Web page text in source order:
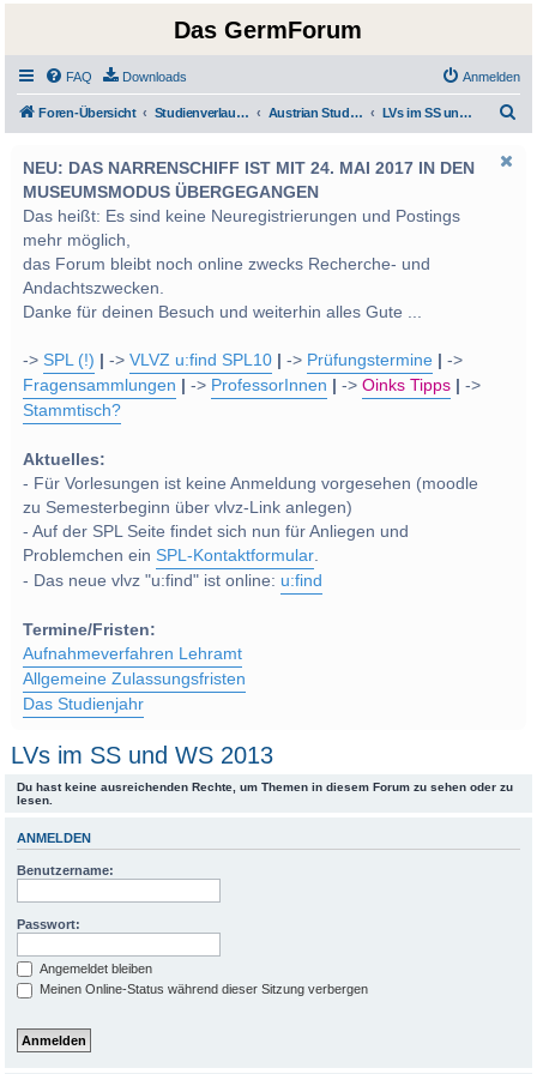
Das GermForum
FAQ Downloads Anmelden
Foren-Übersicht Studienverlauf Bachelor-/Masterstudien sowie UF Deutsch Austrian Studies LVs im SS und WS 2013
NEU: DAS NARRENSCHIFF IST MIT 24. MAI 2017 IN DEN
MUSEUMSMODUS ÜBERGEGANGEN
Das heißt: Es sind keine Neuregistrierungen und Postings
mehr möglich,
das Forum bleibt noch online zwecks Recherche- und
Andachtszwecken.
Danke für deinen Besuch und weiterhin alles Gute ...
->SPL (!) ->VLVZ u:find SPL10 -> Prüfungstermine
->
Fragensammlungen
-> ProfessorInnen ->Oinks Tipps
->
Stammtisch?
Aktuelles:
- Für Vorlesungen ist keine Anmeldung vorgesehen (moodle
zu Semesterbeginn über vlvz-Link anlegen)
- Auf der SPL Seite findet sich nun für Anliegen und
Problemchen einSPL-Kontaktformular.
- Das neue vlvz "u:find" ist online: u:find
Termine/Fristen:
Aufnahmeverfahren Lehramt
Allgemeine Zulassungsfristen
Das Studienjahr
LVs im SS und WS 2013
Du hast keine ausreichenden Rechte, um Themen in diesem Forum zu sehen oder zu
lesen.
ANMELDEN
Benutzername:
Passwort:
Angemeldet bleiben
Meinen Online-Status während dieser Sitzung verbergen